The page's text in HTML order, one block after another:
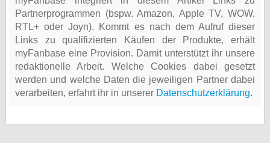
Partnerprogrammen (bspw. Amazon, Apple TV, WOW,
RTL+ oder Joyn). Kommt es nach dem Aufruf dieser
Links zu qualifizierten Käufen der Produkte, erhält
myFanbase eine Provision. Damit unterstützt ihr unsere
redaktionelle Arbeit. Welche Cookies dabei gesetzt
werden und welche Daten die jeweiligen Partner dabei
verarbeiten, erfahrt ihr in unserer Datenschutzerklärung.